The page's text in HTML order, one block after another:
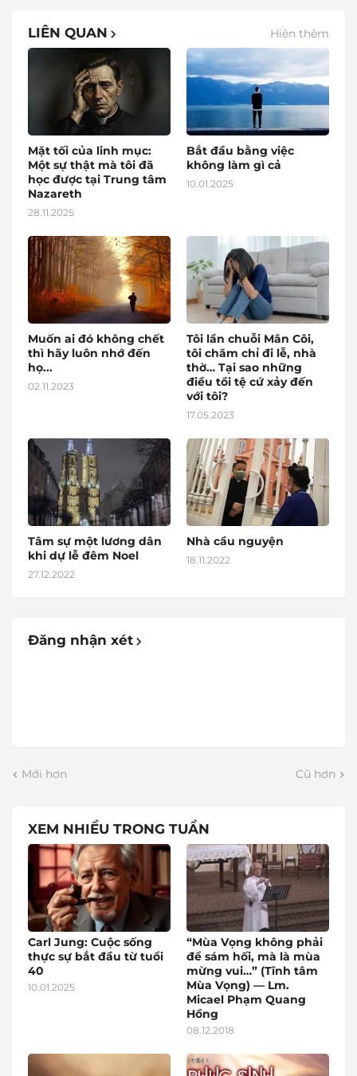
LIÊN QUAN Hiện thêm
Mặt tối của linh mục:
Một sự thật mà tôi đã
học được tại Trung tâm
Nazareth
28.11.2025
Bắt đầu bằng việc
không làm gì cả
10.01.2025
Muốn ai đó không chết
thì hãy luôn nhớ đến
họ...
02.11.2023
Tôi lần chuỗi Mân Côi,
tôi chăm chỉ đi lễ, nhà
thờ… Tại sao những
điều tồi tệ cứ xảy đến
với tôi?
17.05.2023
Tâm sự một lương dân
khi dự lễ đêm Noel
27.12.2022
Nhà cầu nguyện
18.11.2022
Đăng nhận xét
Mới hơn Cũ hơn
XEM NHIỀU TRONG TUẦN
Carl Jung: Cuộc sống
thực sự bắt đầu từ tuổi
40
10.01.2025
“Mùa Vọng không phải
để sám hối, mà là mùa
mừng vui…” (Tĩnh tâm
Mùa Vọng) — Lm.
Micael Phạm Quang
Hồng
08.12.2018